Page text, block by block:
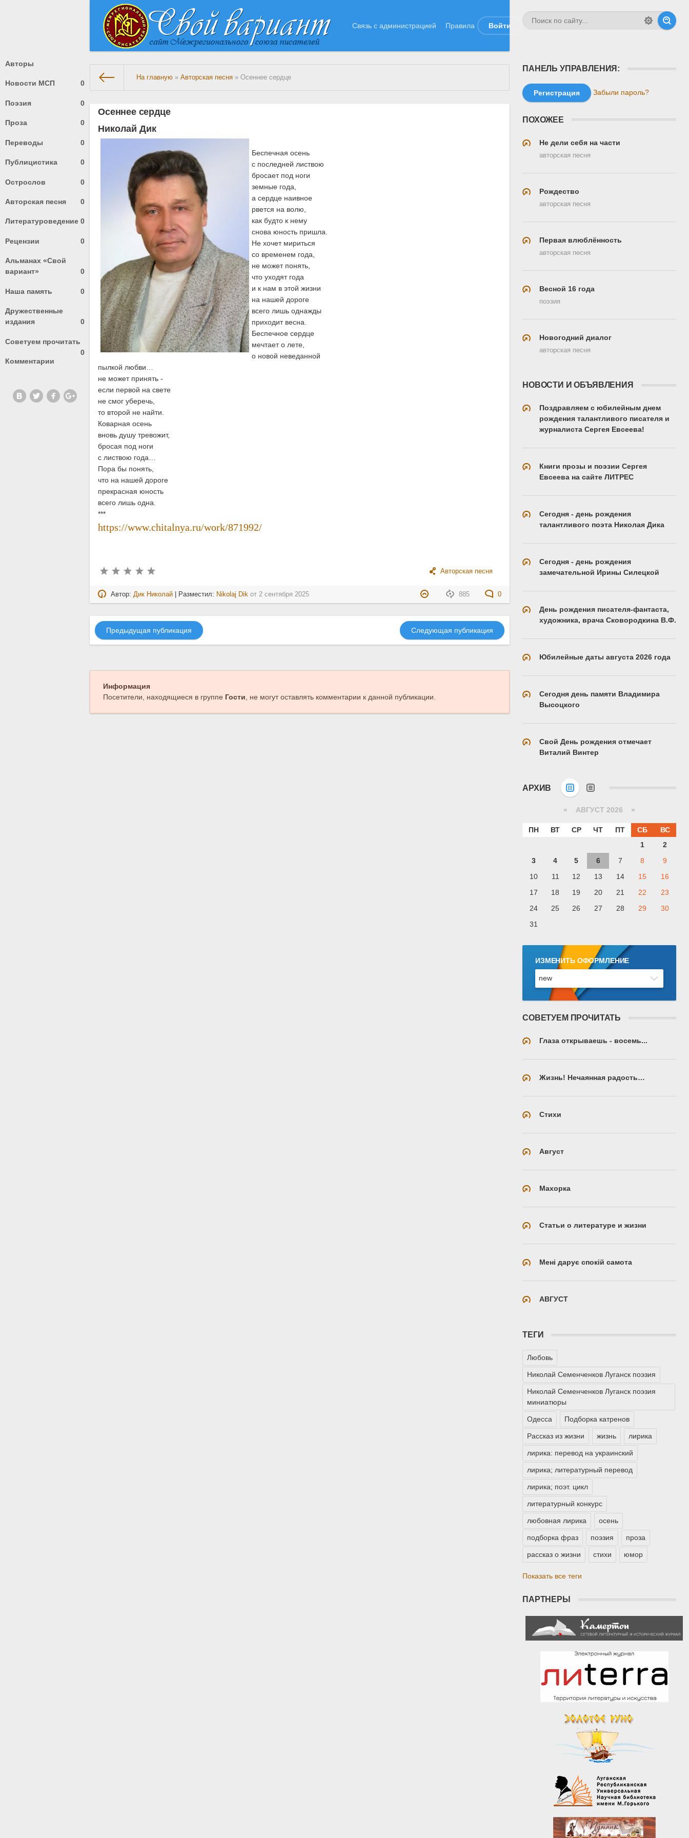
Связь с администрацией Правила Войти
Авторы
Новости МСП 0
Поэзия 0
Проза 0
Переводы 0
Публицистика 0
Острослов 0
Авторская песня 0
Литературоведение 0
Рецензии 0
Альманах «Свой
вариант»
0
Наша память 0
Дружественные
издания
0
Советуем прочитать
0
Комментарии
На главную »Авторская песня » Осеннее сердце
Осеннее сердце
Николай Дик
Беспечная осень
с последней листвою
бросает под ноги
земные года,
а сердце наивное
рвется на волю,
как будто к нему
снова юность пришла.
Не хочет мириться
со временем года,
не может понять,
что уходят года
и к нам в этой жизни
на нашей дороге
всего лишь однажды
приходит весна.
Беспечное сердце
мечтает о лете,
о новой неведанной
пылкой любви…
не может принять -
если первой на свете
не смог уберечь,
то второй не найти.
Коварная осень
вновь душу тревожит,
бросая под ноги
с листвою года…
Пора бы понять,
что на нашей дороге
прекрасная юность
всего лишь одна.
***
https://www.chitalnya.ru/work/871992/
Авторская песня
885 0
Автор: Дик Николай | Разместил: Nikolaj Dik от 2 сентября 2025
Предыдущая публикация Следующая публикация
Информация
Посетители, находящиеся в группе Гости , не могут оставлять комментарии к данной публикации.
ПАНЕЛЬ УПРАВЛЕНИЯ:
Регистрация Забыли пароль?
ПОХОЖЕЕ
Не дели себя на части
авторская песня
Рождество
авторская песня
Первая влюблённость
авторская песня
Весной 16 года
поэзия
Новогодний диалог
авторская песня
НОВОСТИ И ОБЪЯВЛЕНИЯ
Поздравляем с юбилейным днем
рождения талантливого писателя и
журналиста Сергея Евсеева!
Книги прозы и поэзии Сергея
Евсеева на сайте ЛИТРЕС
Сегодня - день рождения
талантливого поэта Николая Дика
Сегодня - день рождения
замечательной Ирины Силецкой
День рождения писателя-фантаста,
художника, врача Сковородкина В.Ф.
Юбилейные даты августа 2026 года
Сегодня день памяти Владимира
Высоцкого
Свой День рождения отмечает
Виталий Винтер
АРХИВ
« АВГУСТ 2026 »
ПН ВТ СР ЧТ ПТ СБ
ВС
1
2
3
4 5 6 7 8
9
10
11 12 13 14 15
16
17
18 19 20 21 22
23
24
25 26 27 28 29
30
31
ИЗМЕНИТЬ ОФОРМЛЕНИЕ
СОВЕТУЕМ ПРОЧИТАТЬ
Глаза открываешь - восемь...
Жизнь! Нечаянная радость…
Стихи
Август
Махорка
Статьи о литературе и жизни
Мені дарує спокій самота
АВГУСТ
ТЕГИ
Любовь
Николай Семенченков Луганск поэзия
Николай Семенченков Луганск поэзия
миниатюры
Одесса Подборка катренов
Рассказ из жизни жизнь лирика
лирика: перевод на украинский
лирика; литературный перевод
лирика; поэт. цикл
литературный конкурс
любовная лирика осень
подборка фраз поэзия проза
рассказ о жизни стихи юмор
Показать все теги
ПАРТНЕРЫ